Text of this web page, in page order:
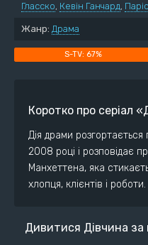
Гласско, Кевін Ганчард,
Жанр: Драма
67%
Коротко про серіал
Дія драми розгортається
2008 році і розповідає
Манхеттена, яка
хлопця, клієнтів і роботи.
Дивитися Дівчина за